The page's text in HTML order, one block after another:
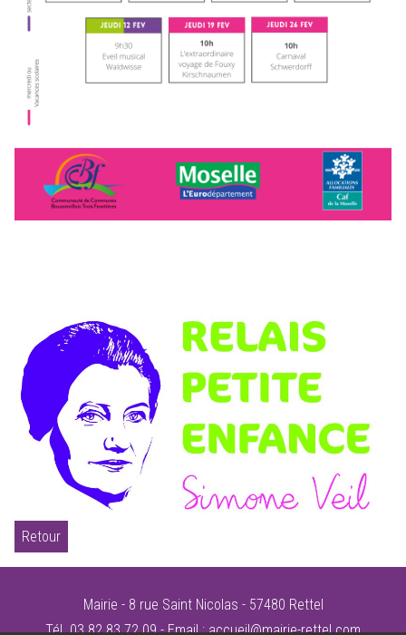
Retour
Mairie - 8 rue Saint Nicolas - 57480 Rettel
Tél. 03 82 83 72 09 - Email :accueil@mairie-rettel.com